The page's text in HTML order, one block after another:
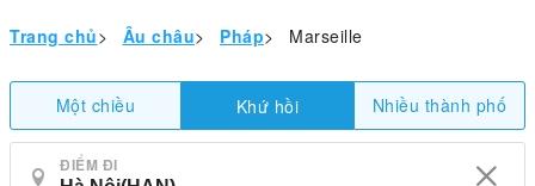
Trang chủ> Âu châu> Pháp> Marseille
Một chiều Khứ hồi Nhiều thành phố
ĐIỂM ĐI